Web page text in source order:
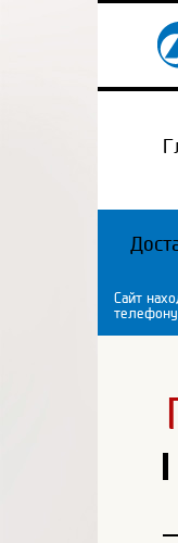
Сайт